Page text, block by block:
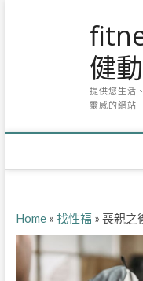
健
提供您生活
靈感的網站
Home» 找性福 » 喪親之